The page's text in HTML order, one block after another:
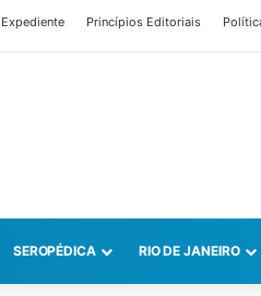
Expediente Princípios Editoriais
SEROPÉDICA RIO DE JANEIRO